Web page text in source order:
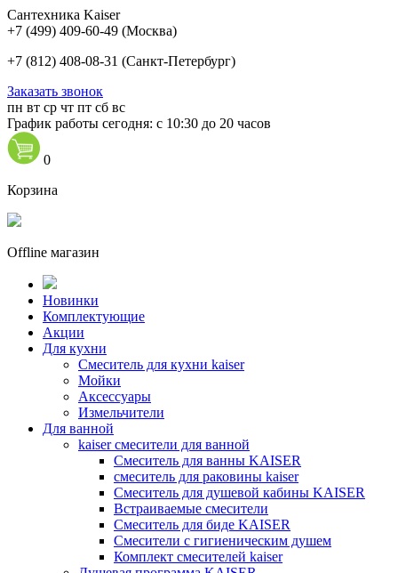
Сантехника Kaiser
+7 (499) 409-60-49 (Москва)
+7 (812) 408-08-31 (Санкт-Петербург)
Заказать звонок
пн вт ср чт пт сб вс
График работы сегодня: с 10:30 до 20 часов
0
Корзина
Offline магазин
Новинки
Комплектующие
Акции
Для кухни
Cмеситель для кухни kaiser
Мойки
Аксессуары
Измельчители
Для ванной
kaiser смесители для ванной
Смеситель для ванны KAISER
смеситель для раковины kaiser
Смеситель для душевой кабины KAISER
Встраиваемые смесители
Смеситель для биде KAISER
Смесители с гигиеническим душем
Комплект смесителей kaiser